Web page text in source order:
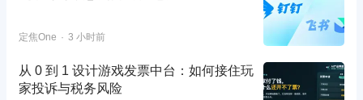
定焦One 3 小时前
从 0 到 1 设计游戏发票中台：如何接住玩
家投诉与税务风险